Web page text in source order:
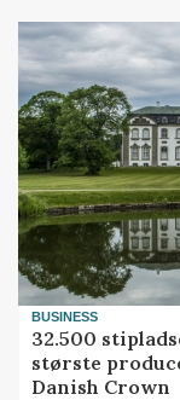
BUSINESS
32.500
største
Danish Crown